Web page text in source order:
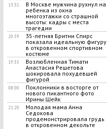
13:31
В Москве мужчина рухнул на
ребенка из окна
многоэтажки со страшной
высоты: кадры с места
трагедии
20:59
35-летняя Бритни Спирс
показала идеальную фигуру
в откровенном спортивном
костюме
19:35
Возлюбленная Тимати
Анастасия Решетова
шокировала похудевшей
фигурой
08:00
Поклонники в восторге от
нового пикантного фото
Ирины Шейк
21:20
Молодая мама Анна
Седокова
продемонстрировала грудь
в откровенном декольте